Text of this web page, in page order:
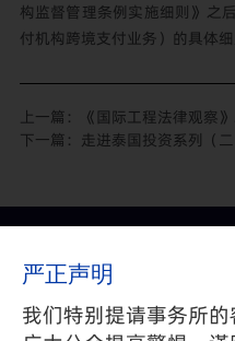
构监督管理条例实施细则》之
付机构跨境支付业务）的具体细
上一篇：
《国际工程法律观察
下一篇： 走进泰国投资系列（
沪ICP备05009743号-1
©2025 FANGDA PARTNERS.
严正声明
我们特别提请事务所的